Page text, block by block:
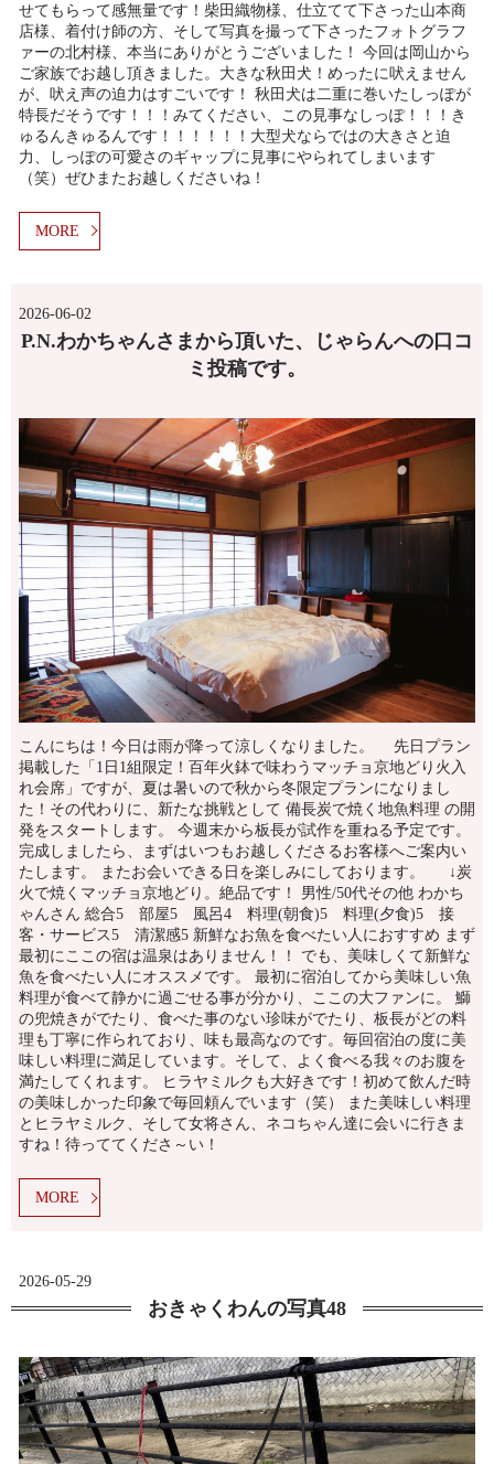
せてもらって感無量です！柴田織物様、仕立てて下さった山本商
店様、着付け師の方、そして写真を撮って下さったフォトグラフ
ァーの北村様、本当にありがとうございました！ 今回は岡山から
ご家族でお越し頂きました。大きな秋田犬！めったに吠えません
が、吠え声の迫力はすごいです！ 秋田犬は二重に巻いたしっぽが
特長だそうです！！！みてください、この見事なしっぽ！！！き
ゅるんきゅるんです！！！！！！大型犬ならではの大きさと迫
力、しっぽの可愛さのギャップに見事にやられてしまいます
（笑）ぜひまたお越しくださいね！
MORE
2026-06-02
P.N.わかちゃんさまから頂いた、じゃらんへの口コ
ミ投稿です。
こんにちは！今日は雨が降って涼しくなりました。 先日プラン
掲載した「1日1組限定！百年火鉢で味わうマッチョ京地どり火入
れ会席」ですが、夏は暑いので秋から冬限定プランになりまし
た！その代わりに、新たな挑戦として 備長炭で焼く地魚料理 の開
発をスタートします。 今週末から板長が試作を重ねる予定です。
完成しましたら、まずはいつもお越しくださるお客様へご案内い
たします。 またお会いできる日を楽しみにしております。 ↓炭
火で焼くマッチョ京地どり。絶品です！ 男性/50代その他 わかち
ゃんさん 総合5 部屋5 風呂4 料理(朝食)5 料理(夕食)5 接
客・サービス5 清潔感5 新鮮なお魚を食べたい人におすすめ まず
最初にここの宿は温泉はありません！！ でも、美味しくて新鮮な
魚を食べたい人にオススメです。 最初に宿泊してから美味しい魚
料理が食べて静かに過ごせる事が分かり、ここの大ファンに。 鰤
の兜焼きがでたり、食べた事のない珍味がでたり、板長がどの料
理も丁寧に作られており、味も最高なのです。毎回宿泊の度に美
味しい料理に満足しています。そして、よく食べる我々のお腹を
満たしてくれます。 ヒラヤミルクも大好きです！初めて飲んだ時
の美味しかった印象で毎回頼んでいます（笑） また美味しい料理
とヒラヤミルク、そして女将さん、ネコちゃん達に会いに行きま
すね！待っててくださ～い！
MORE
2026-05-29
おきゃくわんの写真48